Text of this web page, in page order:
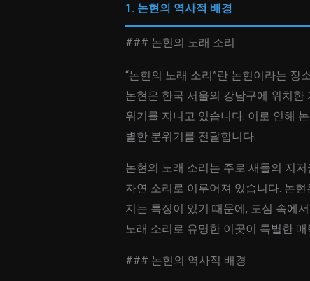
1. 논현의 역사적 배경
### 논현의 노래 소리
“논현의 노래 소리”란 논현이라는 장
논현은 한국 서울의 강남구에 위치
위기를 지니고 있습니다. 이로 인해
별한 분위기를 전달합니다.
논현의 노래 소리는 주로 새들의 지
자연 소리로 이루어져 있습니다. 논
지는 특징이 있기 때문에, 도심 속에
노래 소리로 유명한 이곳이 특별한
### 논현의 역사적 배경